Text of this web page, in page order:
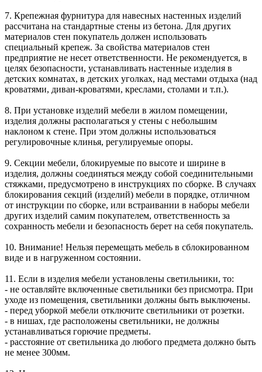
7. Крепежная фурнитура для навесных настенных изделий
рассчитана на стандартные стены из бетона. Для других
материалов стен покупатель должен использовать
специальный крепеж. За свойства материалов стен
предприятие не несет ответственности. Не рекомендуется, в
целях безопасности, устанавливать настенные изделия в
детских комнатах, в детских уголках, над местами отдыха (над
кроватями, диван-кроватями, креслами, столами и т.п.).
8. При установке изделий мебели в жилом помещении,
изделия должны располагаться у стены с небольшим
наклоном к стене. При этом должны использоваться
регулировочные клинья, регулируемые опоры.
9. Секции мебели, блокируемые по высоте и ширине в
изделия, должны соединяться между собой соединительными
стяжками, предусмотрено в инструкциях по сборке. В случаях
блокирования секций (изделий) мебели в порядке, отличном
от инструкции по сборке, или встраивании в наборы мебели
других изделий самим покупателем, ответственность за
сохранность мебели и безопасность берет на себя покупатель.
10. Внимание! Нельзя перемещать мебель в сблокированном
виде и в нагруженном состоянии.
11. Если в изделия мебели установлены светильники, то:
- не оставляйте включенные светильники без присмотра. При
уходе из помещения, светильники должны быть выключены.
- перед уборкой мебели отключите светильники от розетки.
- в нишах, где расположены светильники, не должны
устанавливаться горючие предметы.
- расстояние от светильника до любого предмета должно быть
не менее 300мм.